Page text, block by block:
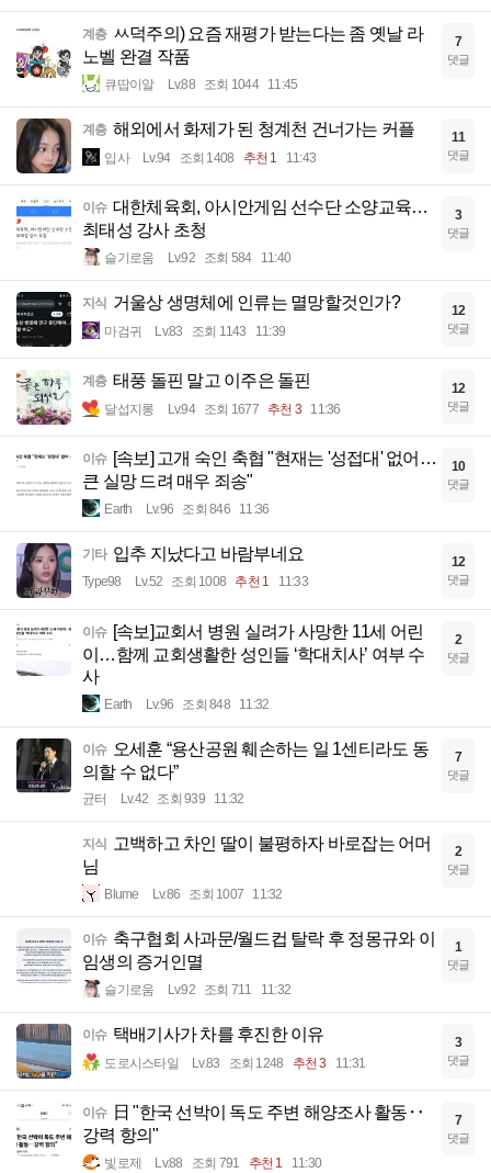
계층 ㅆ덕주의) 요즘 재평가 받는다는 좀 옛날 라
노벨 완결 작품
큐땁이알 Lv.88 조회 1044 11:45
7
댓글
계층 해외에서 화제가 된 청계천 건너가는 커플
입사 Lv.94 조회 1408 추천 1 11:43
11
댓글
이슈 대한체육회, 아시안게임 선수단 소양교육…
최태성 강사 초청
슬기로움 Lv.92 조회 584 11:40
3
댓글
지식 거울상 생명체에 인류는 멸망할것인가?
마검귀 Lv.83 조회 1143 11:39
12
댓글
계층 태풍 돌핀 말고 이주은 돌핀
달섭지롱 Lv.94 조회 1677 추천 3 11:36
12
댓글
이슈 [속보] 고개 숙인 축협 "현재는 '성접대' 없어…
큰 실망 드려 매우 죄송"
Earth Lv.96 조회 846 11:36
10
댓글
기타 입추 지났다고 바람부네요
Type98 Lv.52 조회 1008 추천 1 11:33
12
댓글
이슈 [속보]교회서 병원 실려가 사망한 11세 어린
이…함께 교회생활한 성인들 ‘학대치사’ 여부 수
사
Earth Lv.96 조회 848 11:32
2
댓글
이슈 오세훈 “용산공원 훼손하는 일 1센티라도 동
의할 수 없다”
균터 Lv.42 조회 939 11:32
7
댓글
지식
고백하고 차인 딸이 불평하자 바로잡는 어머
님
Blume Lv.86 조회 1007 11:32
2
댓글
이슈 축구협회 사과문/월드컵 탈락 후 정몽규와 이
임생의 증거인멸
슬기로움 Lv.92 조회 711 11:32
1
댓글
이슈 택배기사가 차를 후진한 이유
도로시스타일 Lv.83 조회 1248 추천 3 11:31
3
댓글
이슈
日 "한국 선박이 독도 주변 해양조사 활동‥
강력 항의"
빛로제 Lv.88 조회 791 추천 1 11:30
7
댓글